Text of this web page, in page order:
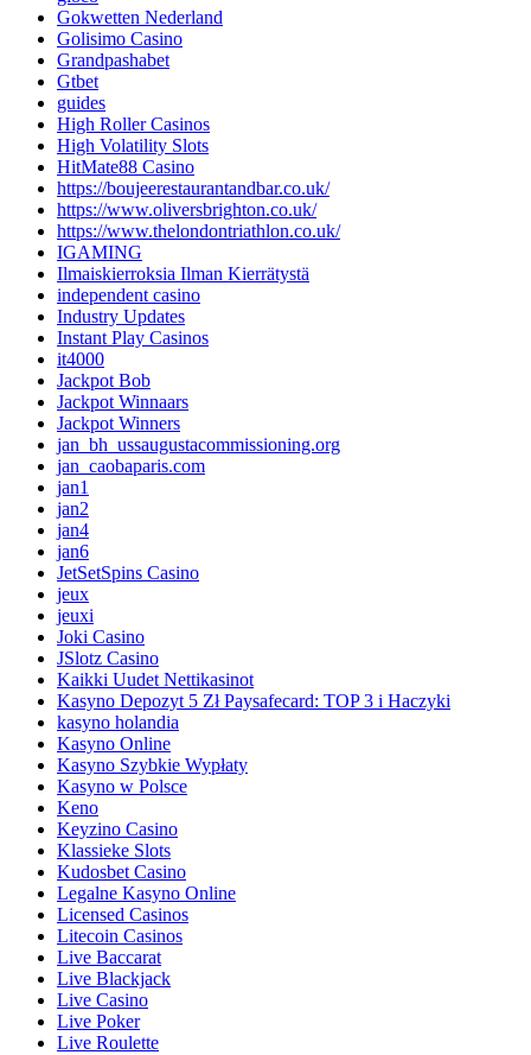
Gokwetten Nederland
Golisimo Casino
Grandpashabet
Gtbet
guides
High Roller Casinos
High Volatility Slots
HitMate88 Casino
https://boujeerestaurantandbar.co.uk/
https://www.oliversbrighton.co.uk/
https://www.thelondontriathlon.co.uk/
IGAMING
Ilmaiskierroksia Ilman Kierrätystä
independent casino
Industry Updates
Instant Play Casinos
it4000
Jackpot Bob
Jackpot Winnaars
Jackpot Winners
jan_bh_ussaugustacommissioning.org
jan_caobaparis.com
jan1
jan2
jan4
jan6
JetSetSpins Casino
jeux
jeuxi
Joki Casino
JSlotz Casino
Kaikki Uudet Nettikasinot
Kasyno Depozyt 5 Zł Paysafecard: TOP 3 i Haczyki
kasyno holandia
Kasyno Online
Kasyno Szybkie Wypłaty
Kasyno w Polsce
Keno
Keyzino Casino
Klassieke Slots
Kudosbet Casino
Legalne Kasyno Online
Licensed Casinos
Litecoin Casinos
Live Baccarat
Live Blackjack
Live Casino
Live Poker
Live Roulette